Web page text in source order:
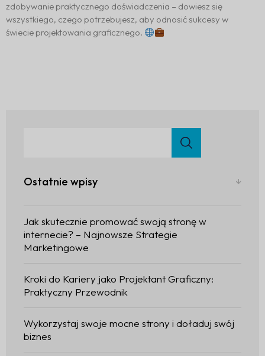
zdobywanie praktycznego doświadczenia – dowiesz się
wszystkiego, czego potrzebujesz, aby odnosić sukcesy w
świecie projektowania graficznego.
Ostatnie wpisy
Jak skutecznie promować swoją stronę w
internecie? – Najnowsze Strategie
Marketingowe
Kroki do Kariery jako Projektant Graficzny:
Praktyczny Przewodnik
Wykorzystaj swoje mocne strony i doładuj swój
biznes